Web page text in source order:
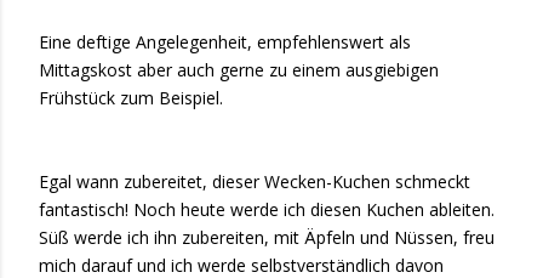
Eine deftige Angelegenheit, empfehlenswert als
Mittagskost aber auch gerne zu einem ausgiebigen
Frühstück zum Beispiel.
Egal wann zubereitet, dieser Wecken-Kuchen schmeckt
fantastisch! Noch heute werde ich diesen Kuchen ableiten.
Süß werde ich ihn zubereiten, mit Äpfeln und Nüssen, freu
mich darauf und ich werde selbstverständlich davon